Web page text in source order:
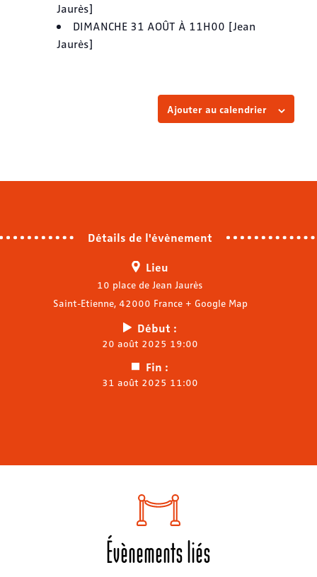
Jaurès]
DIMANCHE 31 AOÛT À 11H00 [Jean
Jaurès]
Ajouter au calendrier
Détails de l'évènement
Lieu
10 place de Jean Jaurès
Saint-Etienne, 42000 France + Google Map
Début :
20 août 2025 19:00
Fin :
31 août 2025 11:00
Évènements liés